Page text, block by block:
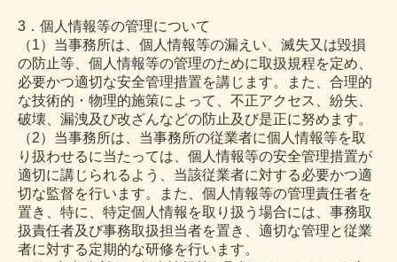
3．個人情報等の管理について
（1）当事務所は、個人情報等の漏えい、滅失又は毀損
の防止等、個人情報等の管理のために取扱規程を定め、
必要かつ適切な安全管理措置を講じます。また、合理的
な技術的・物理的施策によって、不正アクセス、紛失、
破壊、漏洩及び改ざんなどの防止及び是正に努めます。
（2）当事務所は、当事務所の従業者に個人情報等を取
り扱わせるに当たっては、個人情報等の安全管理措置が
適切に講じられるよう、当該従業者に対する必要かつ適
切な監督を行います。また、個人情報等の管理責任者を
置き、特に、特定個人情報を取り扱う場合には、事務取
扱責任者及び事務取扱担当者を置き、適切な管理と従業
者に対する定期的な研修を行います。